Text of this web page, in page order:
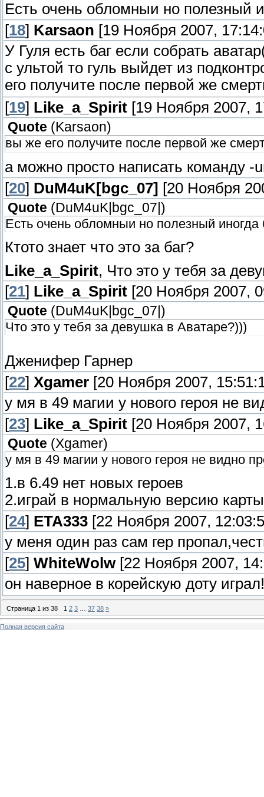
Есть очень обломныи но полезный
[18] Karsaon [19 Ноября 2007,
У Гуля есть баг если собрать
с ультой то гуль выйдет из
его получите после первой же
[19] Like_a_Spirit [19 Ноября 2007,
Quote ( Karsaon)
вы же его получите после первой же
а можно просто написать команду -
[20] DuM4uK[bgc_07] [20 Ноября
Quote ( DuM4uK|bgc_07| )
Есть очень обломныи но полезный иногда
Ктото знает что это за баг?
Like_a_Spirit, Что это у тебя за
[21] Like_a_Spirit [20 Ноября 2007,
Quote ( DuM4uK|bgc_07| )
Что это у тебя за девушка в Аватаре?)))
Дженифер Гарнер
[22] Xgamer [20 Ноября 2007,
у мя в 49 магии у нового героя не
[23] Like_a_Spirit [20 Ноября 2007,
Quote (Xgamer)
у мя в 49 магии у нового героя не видно
1.в 6.49 нет новых героев
2.играй в нормальную версию карты
[24] ETA333 [22 Ноября 2007,
у меня один раз сам гер
[25] WhiteWolw[22 Ноября 2007,
он наверное в корейскую доту
Страница 1 из 38 1 2 3 37 38 »
Полная версия сайта